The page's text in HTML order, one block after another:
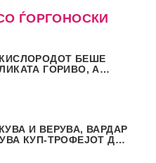
ЃОРГОНОСКИ
БЕШЕ
ГОРИВО, А
И ВЕРУВА, ВАРДАР
КУП-ТРОФЕЈОТ ДА